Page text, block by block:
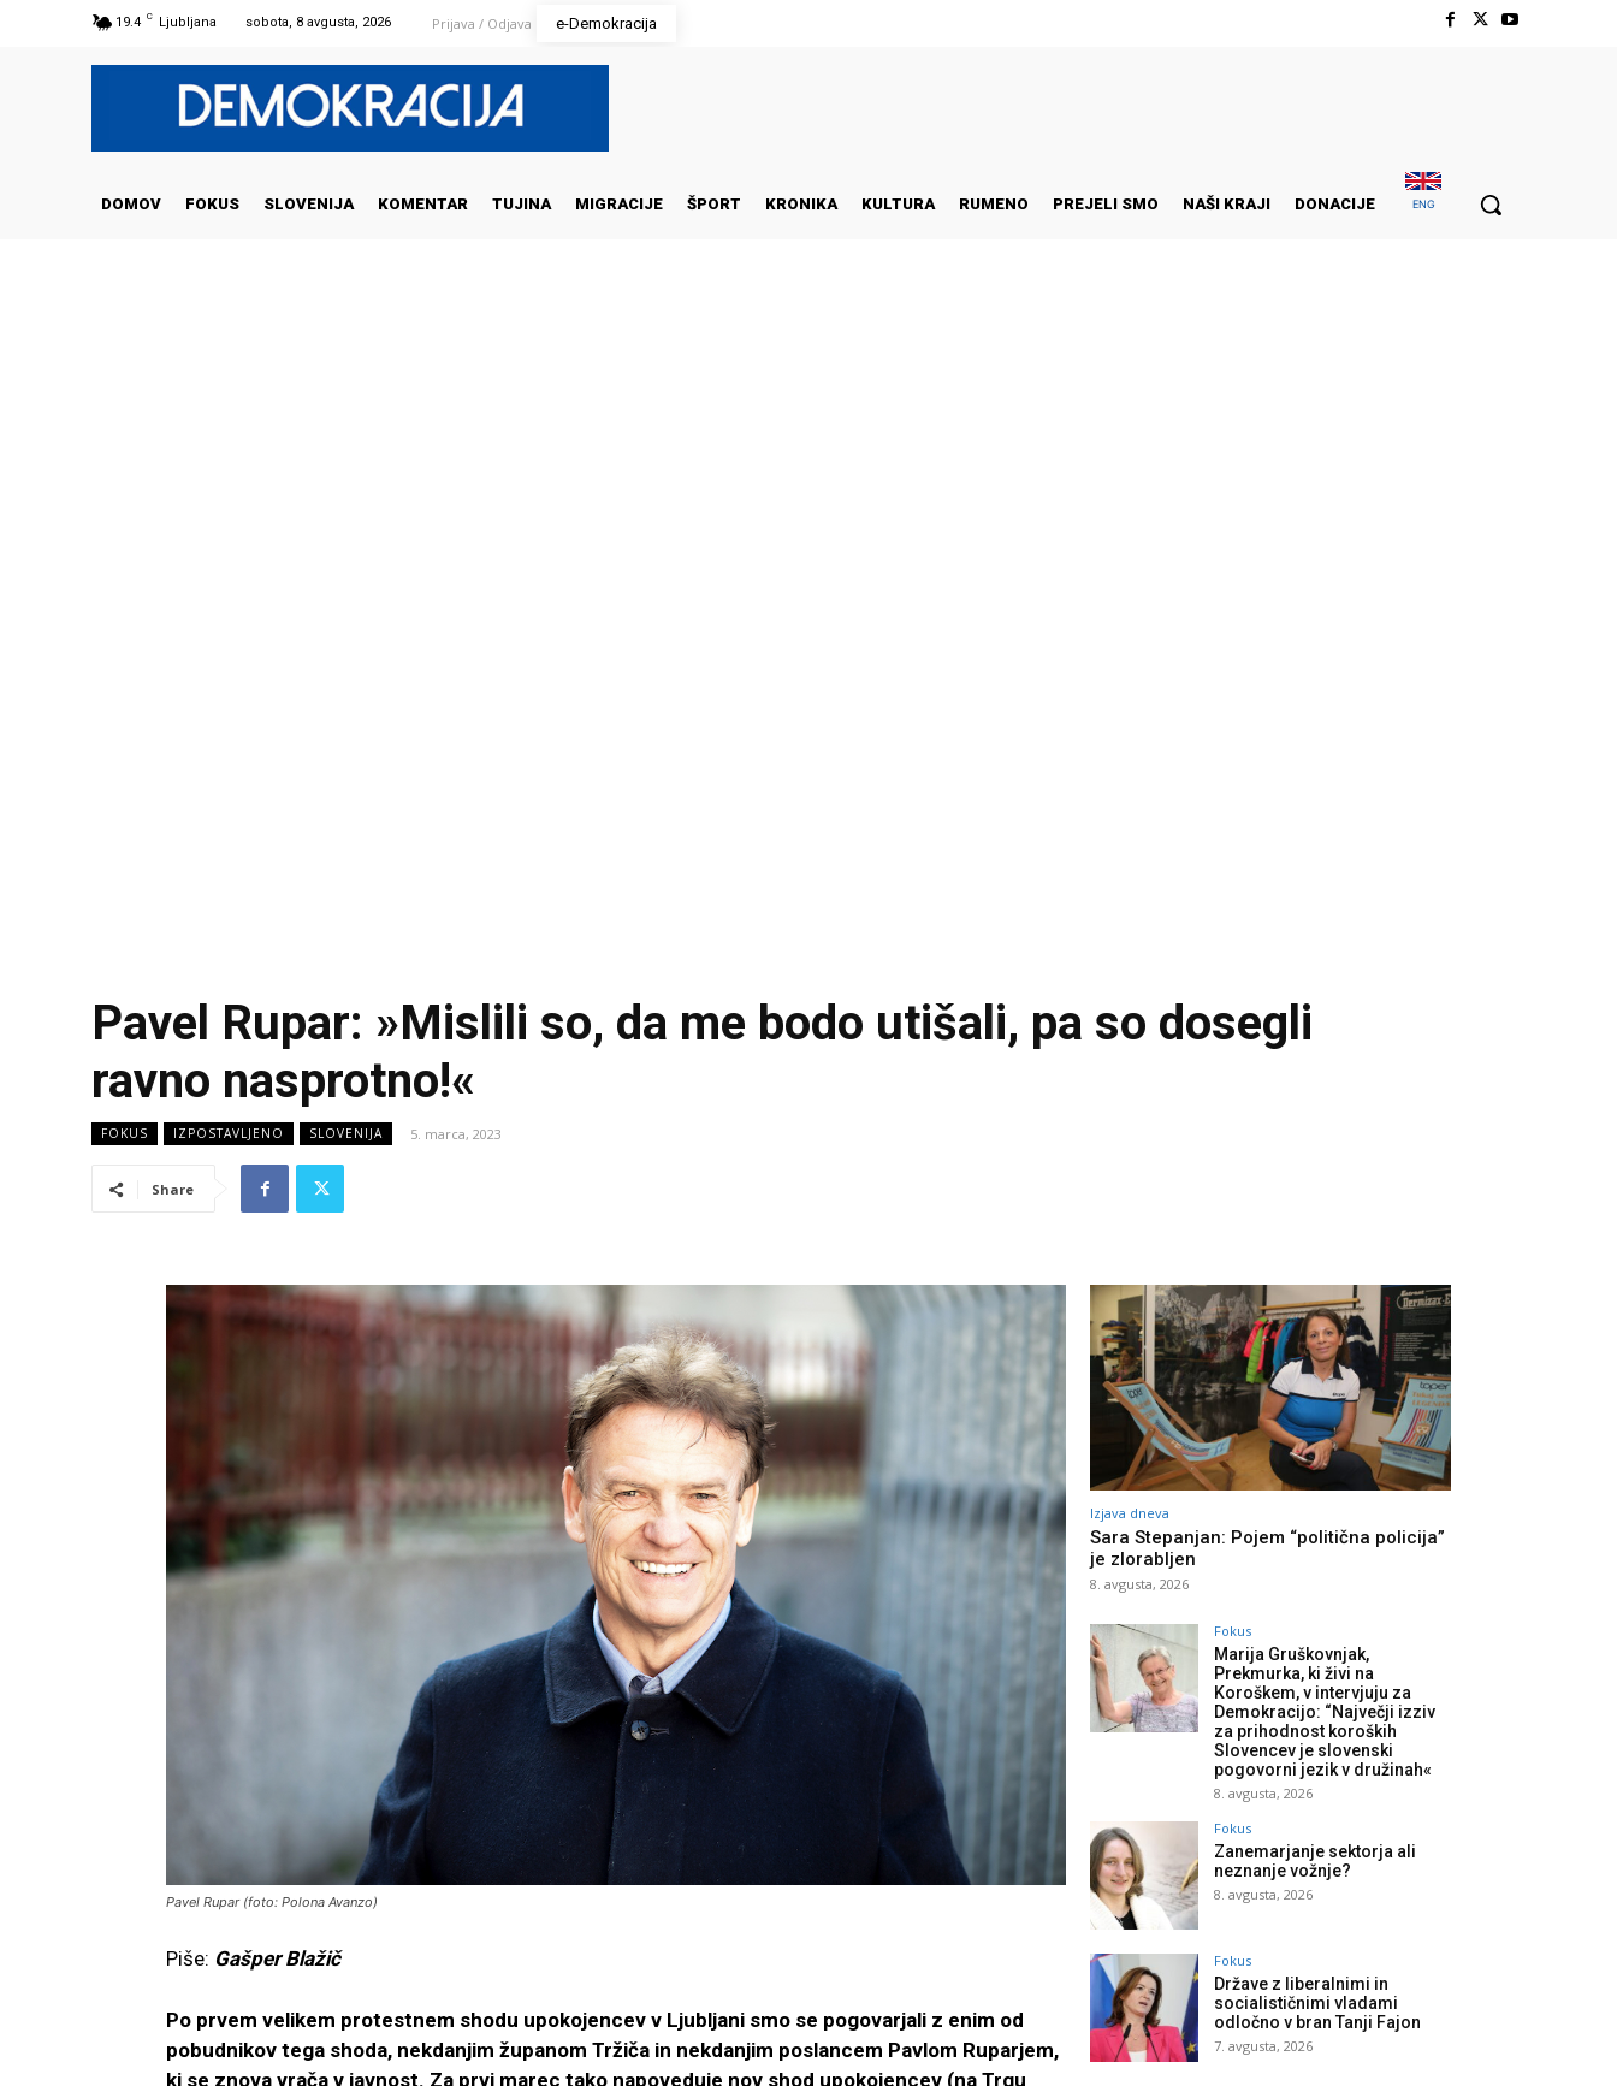
19.4 C Ljubljana sobota, 8 avgusta, 2026 Prijava / Odjava e-Demokracija
DOMOV FOKUS SLOVENIJA KOMENTAR TUJINA MIGRACIJE ŠPORT KRONIKA KULTURA RUMENO PREJELI SMO NAŠI KRAJI DONACIJE ENG
Pavel Rupar: »Mislili so, da me bodo utišali, pa so dosegli
ravno nasprotno!«
FOKUS IZPOSTAVLJENO SLOVENIJA 5. marca, 2023
Share
Pavel Rupar (foto: Polona Avanzo)
Piše: Gašper Blažič
Po prvem velikem protestnem shodu upokojencev v Ljubljani smo se pogovarjali z enim od
pobudnikov tega shoda, nekdanjim županom Tržiča in nekdanjim poslancem Pavlom Ruparjem,
ki se znova vrača v javnost. Za prvi marec tako napoveduje nov shod upokojencev (na Trgu
Izjava dneva
Sara Stepanjan: Pojem “politična policija”
je zlorabljen
8. avgusta, 2026
Fokus
Marija Gruškovnjak,
Prekmurka, ki živi na
Koroškem, v intervjuju za
Demokracijo: “Največji izziv
za prihodnost koroških
Slovencev je slovenski
pogovorni jezik v družinah«
8. avgusta, 2026
Fokus
Zanemarjanje sektorja ali
neznanje vožnje?
8. avgusta, 2026
Fokus
Države z liberalnimi in
socialističnimi vladami
odločno v bran Tanji Fajon
7. avgusta, 2026